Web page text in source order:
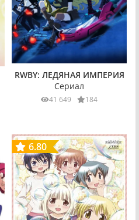
RWBY: ЛЕДЯНАЯ ИМПЕРИЯ
Сериал
41 649 184
6.80